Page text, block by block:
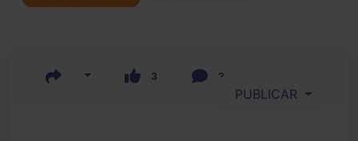
3 2
PUBLICAR